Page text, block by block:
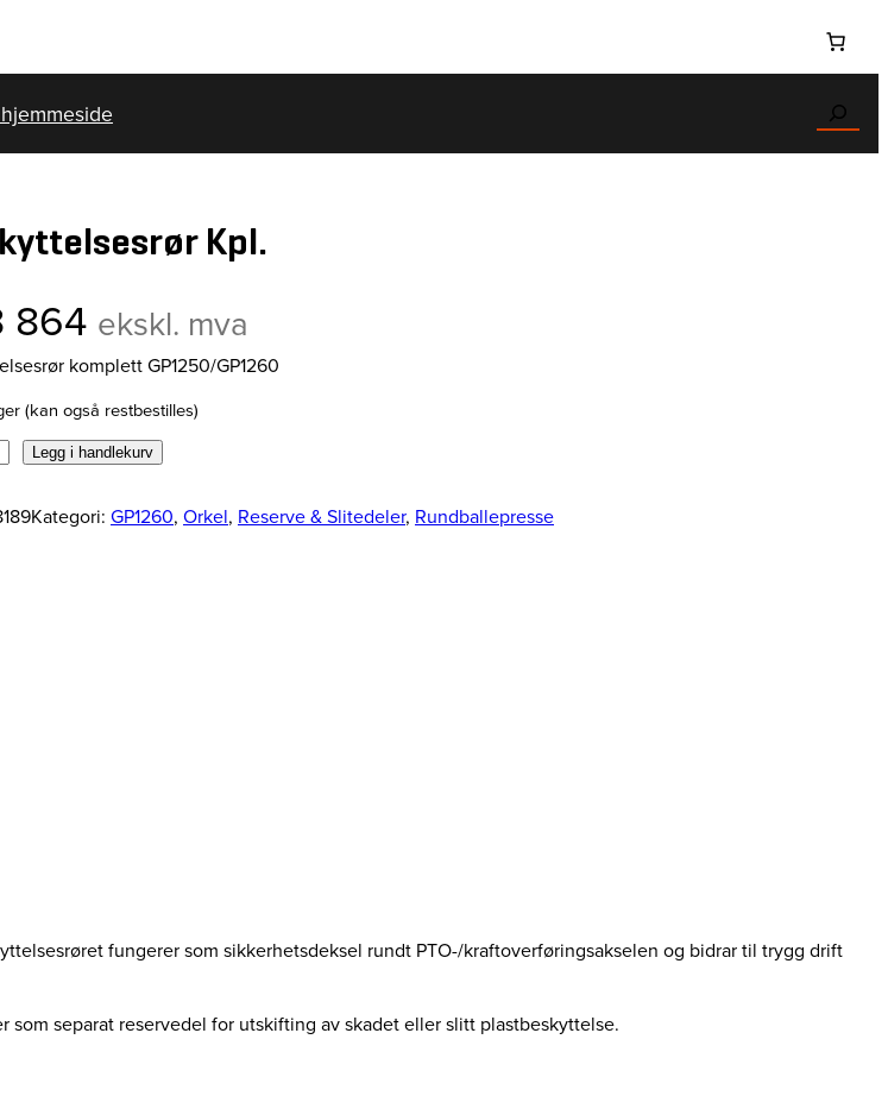
Search
Kpl.
864 ekskl. mva
komplett GP1250/GP1260
(kan også restbestilles)
Legg i handlekurv
Kategori: GP1260, Orkel, Reserve & Slitedeler, Rundballepresse
fungerer som sikkerhetsdeksel rundt PTO-/kraftoverføringsakselen og bidrar til trygg drift
som separat reservedel for utskifting av skadet eller slitt plastbeskyttelse.